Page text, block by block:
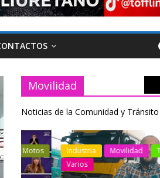
Movilidad
Noticias de la Comunidad y Tránsito
Industria Movilidad
Varios